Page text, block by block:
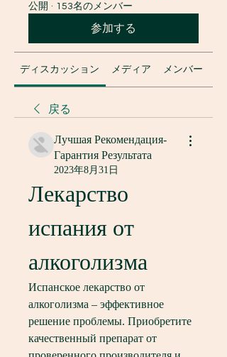
公開 · 153名のメンバー
参加する
ディスカッション メディア メンバー
戻る
Лучшая Рекомендация-
Гарантия Результата
2023年8月31日
Лекарство
испания от
алкоголизма
Испанское лекарство от
алкоголизма – эффективное
решение проблемы. Приобретите
качественный препарат от